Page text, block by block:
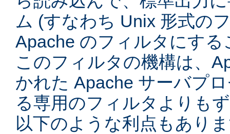
ム (すなわち Unix 形式の
Apache のフィルタにす
このフィルタの機構は、
かれた Apache サーバプ
る専用のフィルタよりも
以下のような利点もあり